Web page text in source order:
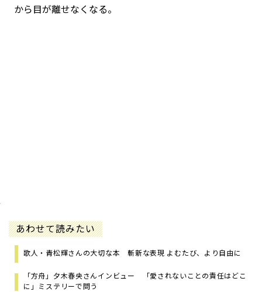
から目が離せなくなる。
あわせて読みたい
歌人・青松輝さんの大切な本 斬新な表現 よむたび、より自由に
「方舟」夕木春央さんインビュー 「愛されないことの責任はどこ
に」ミステリーで問う